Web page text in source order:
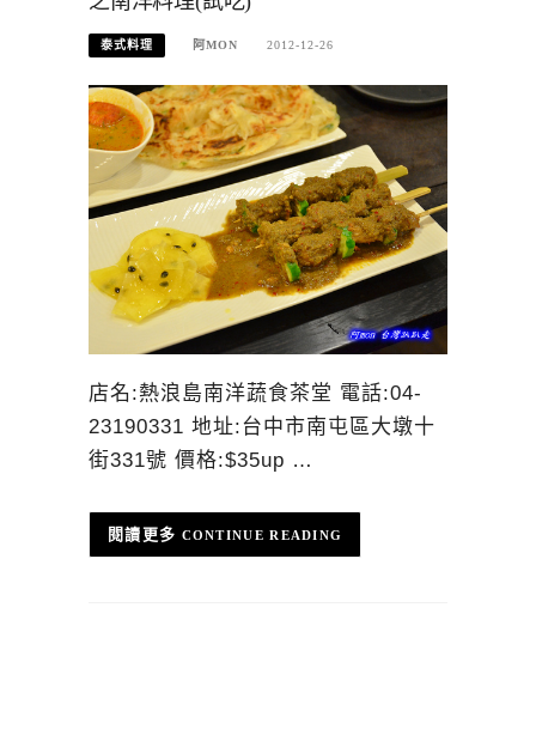
泰式料理 阿MON 2012-12-26
店名:熱浪島南洋蔬食茶堂 電話:04-
23190331 地址:台中市南屯區大墩十
街331號 價格:$35up …
CONTINUE READING